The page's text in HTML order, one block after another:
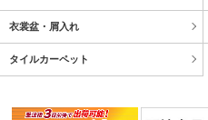
衣裳盆・屑入れ
タイルカーペット